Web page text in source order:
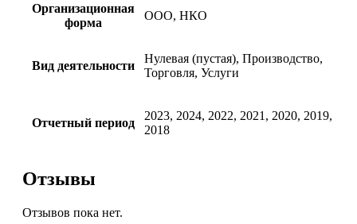
Организационная
форма
ООО, НКО
Вид деятельности
Нулевая (пустая), Производство,
Торговля, Услуги
Отчетный период
2023, 2024, 2022, 2021, 2020, 2019,
2018
Отзывы
Отзывов пока нет.